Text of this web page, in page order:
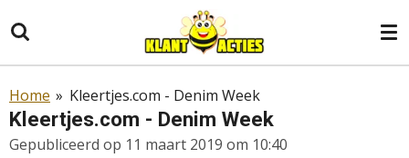
direct
naar
hoofdinhoud
Home » Kleertjes.com - Denim Week
Kleertjes.com - Denim Week
Gepubliceerd op 11 maart 2019 om 10:40